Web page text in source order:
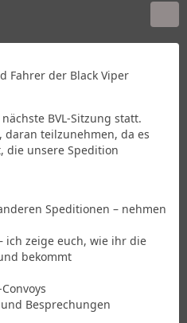
Fahrer der Black Viper
BVL-Sitzung statt.
teilzunehmen, da es
die unsere Spedition
Speditionen – nehmen
ich zeige euch, wie ihr die
bekommt
Besprechungen